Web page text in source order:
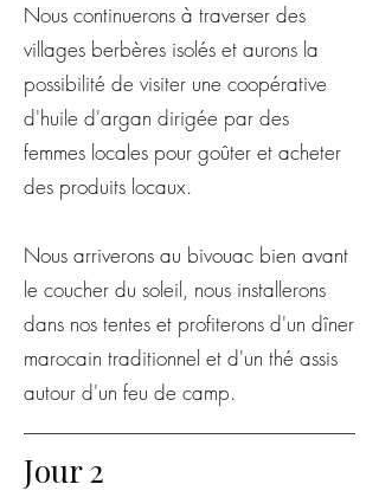
Nous continuerons à traverser des
villages berbères isolés et aurons la
possibilité de visiter une coopérative
d'huile d'argan dirigée par des
femmes locales pour goûter et acheter
des produits locaux.
Nous arriverons au bivouac bien avant
le coucher du soleil, nous installerons
dans nos tentes et profiterons d'un dîner
marocain traditionnel et d'un thé assis
autour d'un feu de camp.
Jour 2